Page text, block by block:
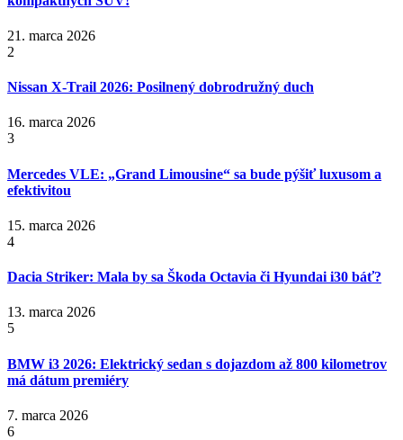
21. marca 2026
2
Nissan X‑Trail 2026: Posilnený dobrodružný duch
16. marca 2026
3
Mercedes VLE: „Grand Limousine“ sa bude pýšiť luxusom a
efektivitou
15. marca 2026
4
Dacia Striker: Mala by sa Škoda Octavia či Hyundai i30 báť?
13. marca 2026
5
BMW i3 2026: Elektrický sedan s dojazdom až 800 kilometrov
má dátum premiéry
7. marca 2026
6